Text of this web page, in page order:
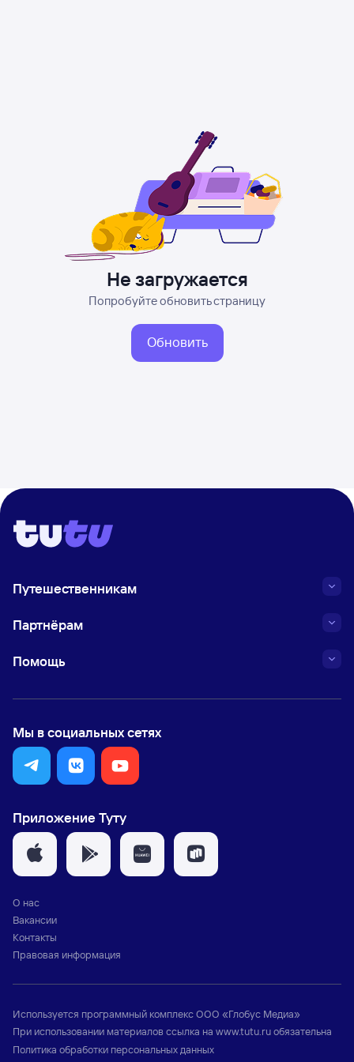
Не загружается
Попробуйте обновить страницу
Обновить
Путешественникам
Партнёрам
Помощь
Мы в социальных сетях
Приложение Туту
О нас
Вакансии
Контакты
Правовая информация
Используется программный комплексООО «Глобус Медиа»
При использовании материалов ссылка на www.tutu.ruобязательна
Политика обработки персональных данных